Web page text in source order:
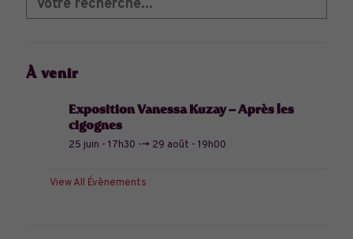
À venir
Exposition Vanessa Kuzay – Après les
cigognes
25 juin - 17h30 --> 29 août - 19h00
View All Évènements